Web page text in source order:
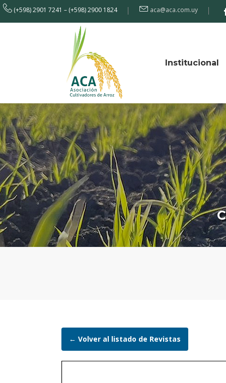
(+598) 2901 7241 – (+598) 2900 1824 aca@aca.com.uy
Institucional
← Volver al listado de Revistas